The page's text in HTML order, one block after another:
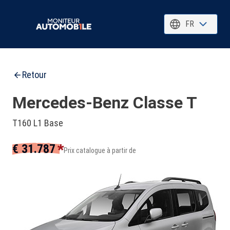
FR
Retour
Mercedes-Benz Classe T
T160 L1 Base
€ 31.787*Prix catalogue à partir de